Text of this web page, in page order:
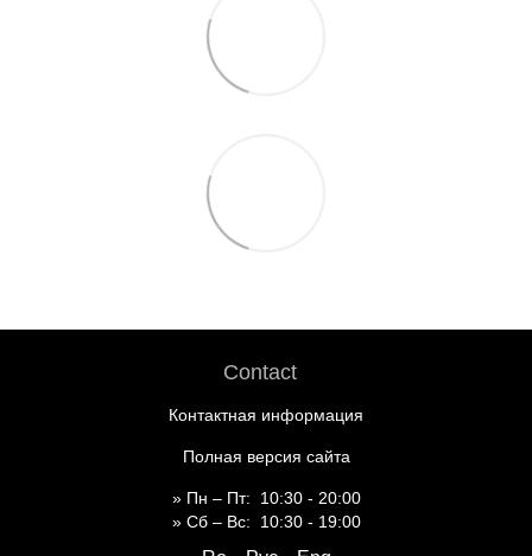
Contact
Контактная информация
Полная версия сайта
» Пн – Пт: 10:30 - 20:00
» Сб – Вс: 10:30 - 19:00